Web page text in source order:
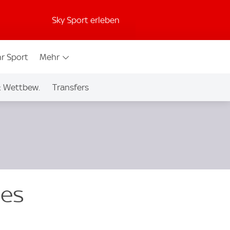
Sky Sport erleben
Sport Mehr
Wettbew. Transfers